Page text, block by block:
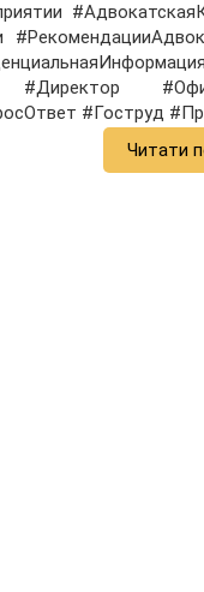
#Директор
#Гоструд
Читати